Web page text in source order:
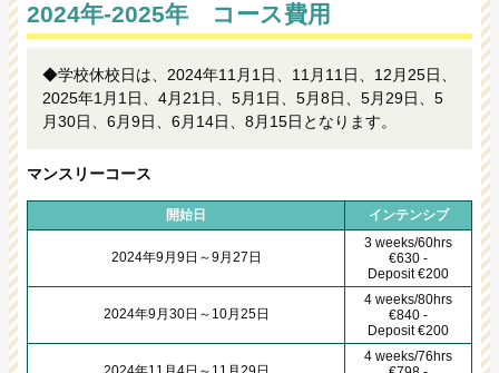
2024年-2025年 コース費用
◆学校休校日は、2024年11月1日、11月11日、12月25日、
2025年1月1日、4月21日、5月1日、5月8日、5月29日、5
月30日、6月9日、6月14日、8月15日となります。
マンスリーコース
開始日 インテンシブ
2024年9月9日～9月27日
3 weeks/60hrs
€630 -
Deposit €200
2024年9月30日～10月25日
4 weeks/80hrs
€840 -
Deposit €200
4 weeks/76hrs